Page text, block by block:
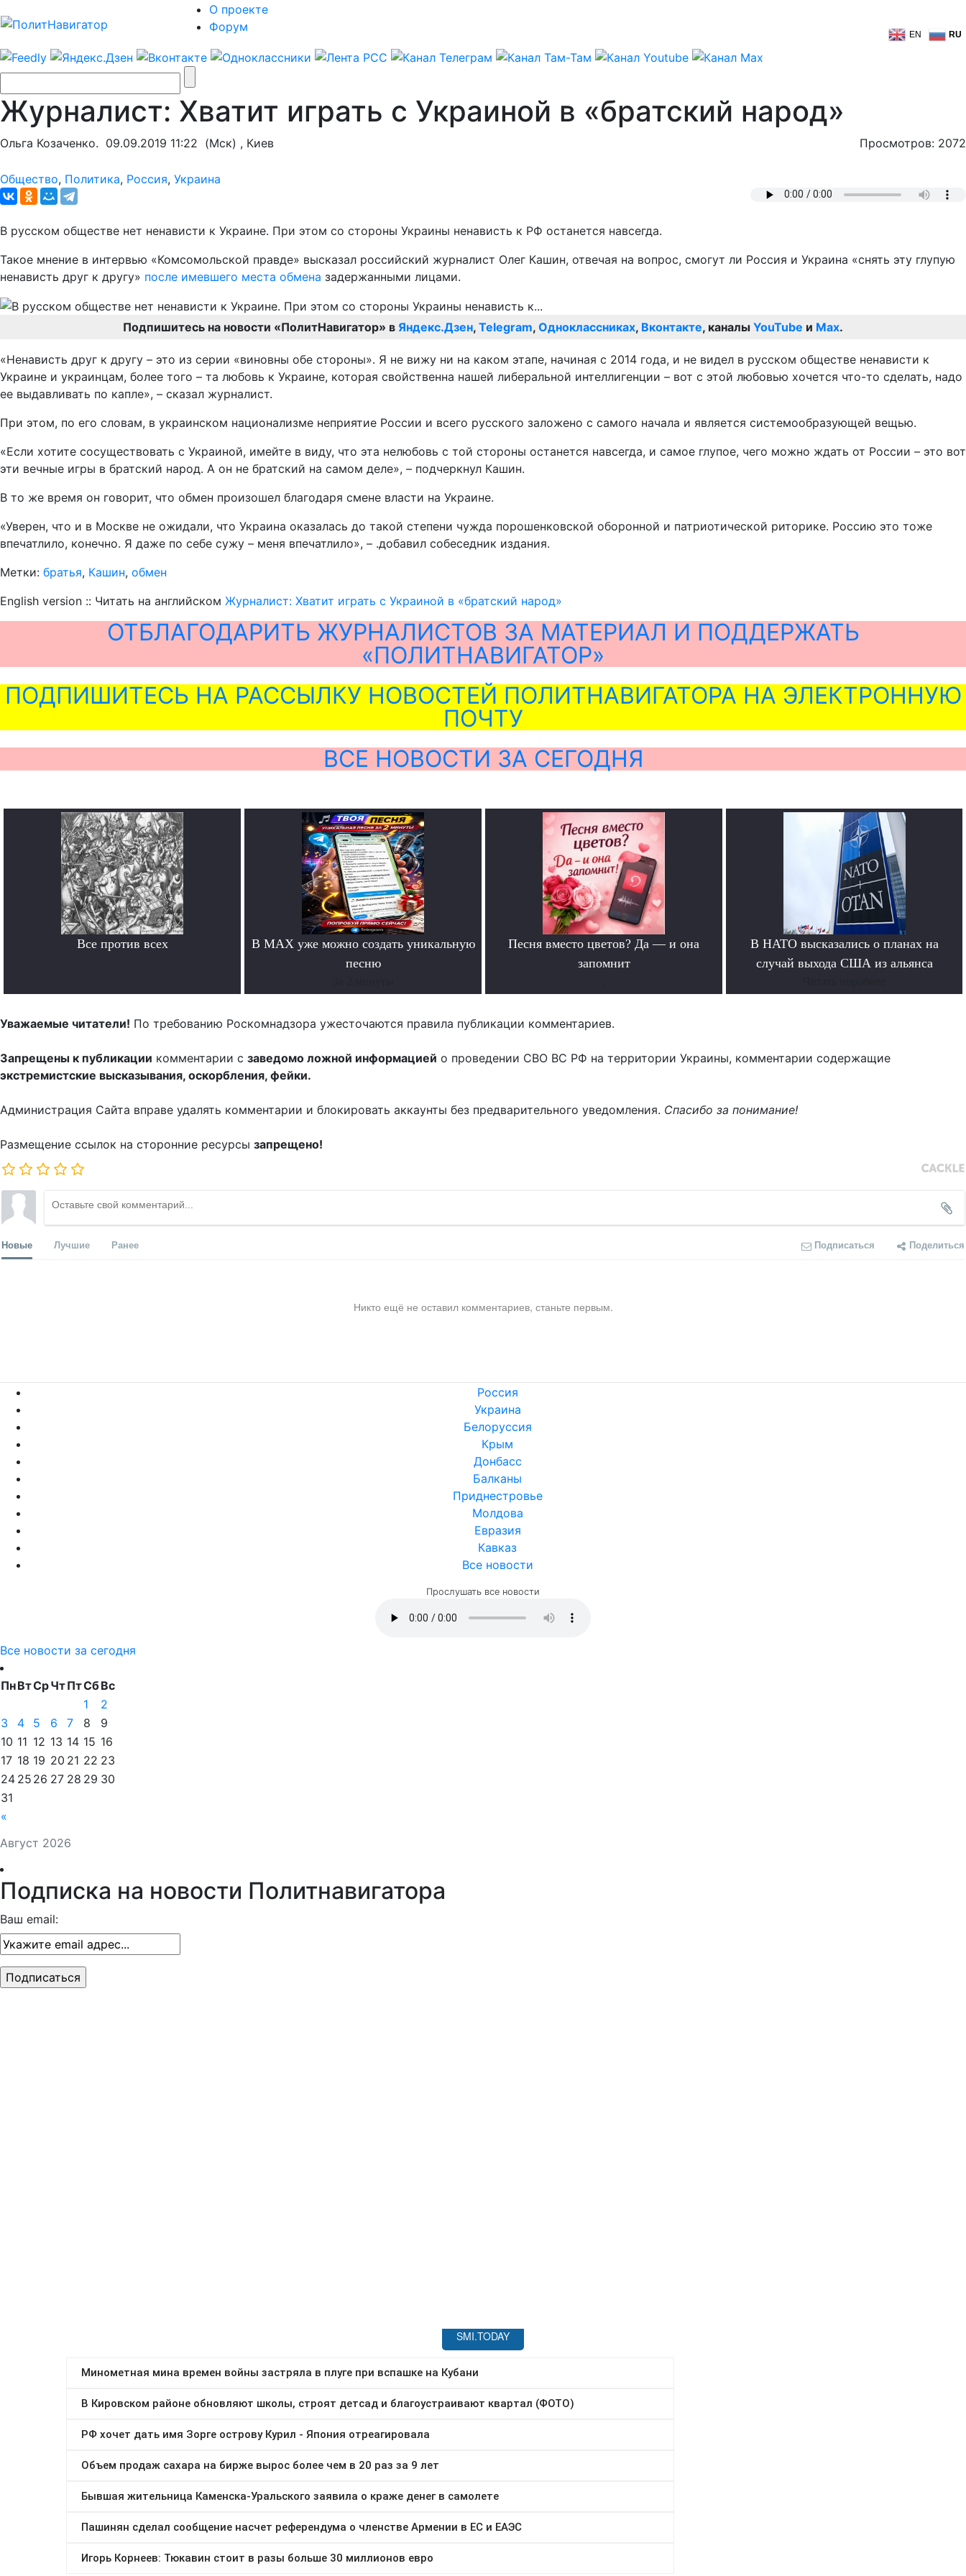
О проекте
Форум
EN RU
Журналист: Хватит играть с Украиной в «братский народ»
Ольга Козаченко. 09.09.2019 11:22 (Мск) , Киев Просмотров: 2072
Общество, Политика, Россия, Украина
В русском обществе нет ненависти к Украине. При этом со стороны Украины ненависть к РФ останется навсегда.
Такое мнение в интервью «Комсомольской правде» высказал российский журналист Олег Кашин, отвечая на вопрос, смогут ли Россия и Украина «снять эту глупую
ненависть друг к другу» после имевшего места обмена задержанными лицами.
Подпишитесь на новости «ПолитНавигатор» в Яндекс.Дзен, Telegram, Одноклассниках, Вконтакте, каналы YouTube и Max.
«Ненависть друг к другу – это из серии «виновны обе стороны». Я не вижу ни на каком этапе, начиная с 2014 года, и не видел в русском обществе ненависти к
Украине и украинцам, более того – та любовь к Украине, которая свойственна нашей либеральной интеллигенции – вот с этой любовью хочется что-то сделать, надо
ее выдавливать по капле», – сказал журналист.
При этом, по его словам, в украинском национализме неприятие России и всего русского заложено с самого начала и является системообразующей вещью.
«Если хотите сосуществовать с Украиной, имейте в виду, что эта нелюбовь с той стороны останется навсегда, и самое глупое, чего можно ждать от России – это вот
эти вечные игры в братский народ. А он не братский на самом деле», – подчеркнул Кашин.
В то же время он говорит, что обмен произошел благодаря смене власти на Украине.
«Уверен, что и в Москве не ожидали, что Украина оказалась до такой степени чужда порошенковской оборонной и патриотической риторике. Россию это тоже
впечатлило, конечно. Я даже по себе сужу – меня впечатлило», – .добавил собеседник издания.
Метки: братья, Кашин, обмен
English version :: Читать на английском Журналист: Хватит играть с Украиной в «братский народ»
ОТБЛАГОДАРИТЬ ЖУРНАЛИСТОВ ЗА МАТЕРИАЛ И ПОДДЕРЖАТЬ
«ПОЛИТНАВИГАТОР»
ПОДПИШИТЕСЬ НА РАССЫЛКУ НОВОСТЕЙ ПОЛИТНАВИГАТОРА НА ЭЛЕКТРОННУЮ
ПОЧТУ
ВСЕ НОВОСТИ ЗА СЕГОДНЯ
Все против всех
В MAX уже можно создать уникальную
песню
Песня вместо цветов? Да — и она
запомнит
В НАТО высказались о планах на
случай выхода США из альянса
Уважаемые читатели! По требованию Роскомнадзора ужесточаются правила публикации комментариев.
Запрещены к публикации комментарии с заведомо ложной информацией о проведении СВО ВС РФ на территории Украины, комментарии содержащие
экстремистские высказывания, оскорбления, фейки.
Администрация Сайта вправе удалять комментарии и блокировать аккаунты без предварительного уведомления. Спасибо за понимание!
Размещение ссылок на сторонние ресурсы запрещено!
Новые Лучшие Ранее Подписаться Поделиться
Никто ещё не оставил комментариев, станьте первым.
Россия
Украина
Белоруссия
Крым
Донбасс
Балканы
Приднестровье
Молдова
Евразия
Кавказ
Все новости
Прослушать все новости
Все новости за сегодня
Август 2026
ПнВтСрЧтПтСбВс
«
1
2
3
4 5 6 7 8
9
10 11 12 13 14 15 16
17 18 19 20 21 22 23
24 25 26 27 28 29 30
31
Подписка на новости Политнавигатора
Ваш email: